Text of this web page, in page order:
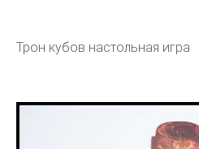
Трон кубов настольная игра